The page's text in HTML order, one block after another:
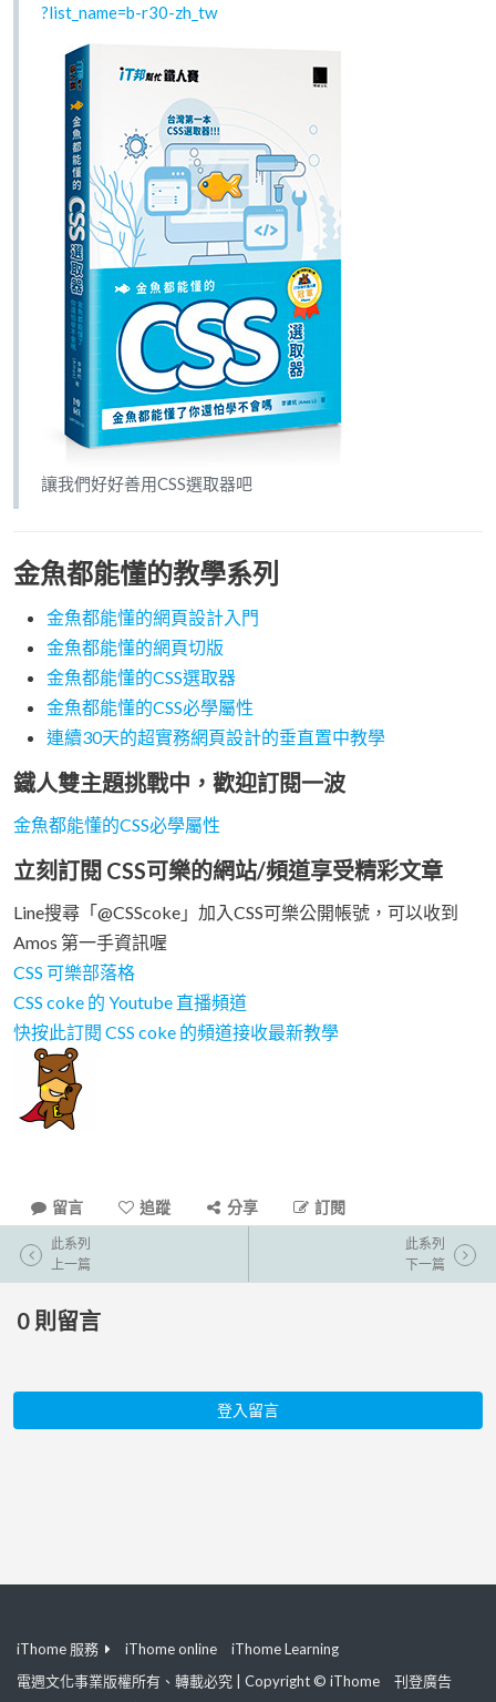
?list_name=b-r30-zh_tw
讓我們好好善用CSS選取器吧
金魚都能懂的教學系列
金魚都能懂的網頁設計入門
金魚都能懂的網頁切版
金魚都能懂的CSS選取器
金魚都能懂的CSS必學屬性
連續30天的超實務網頁設計的垂直置中教學
鐵人雙主題挑戰中，歡迎訂閱一波
金魚都能懂的CSS必學屬性
立刻訂閱 CSS可樂的網站/頻道享受精彩文章
Line搜尋「@CSScoke」加入CSS可樂公開帳號，可以收到
Amos 第一手資訊喔
CSS 可樂部落格
CSS coke 的 Youtube 直播頻道
快按此訂閱 CSS coke 的頻道接收最新教學
留言 追蹤 分享 訂閱
此系列
上一篇
此系列
下一篇
0 則留言
登入留言
iThome 服務 iThome online
iThome Learning
電週文化事業版權所有、轉載必究 | Copyright © iThome
刊登廣告